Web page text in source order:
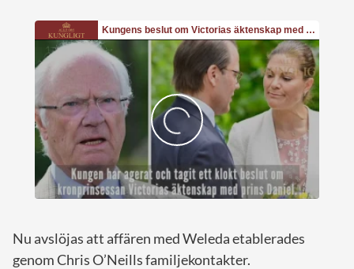
Nu avslöjas att affären med Weleda etablerades
genom Chris O’Neills familjekontakter.